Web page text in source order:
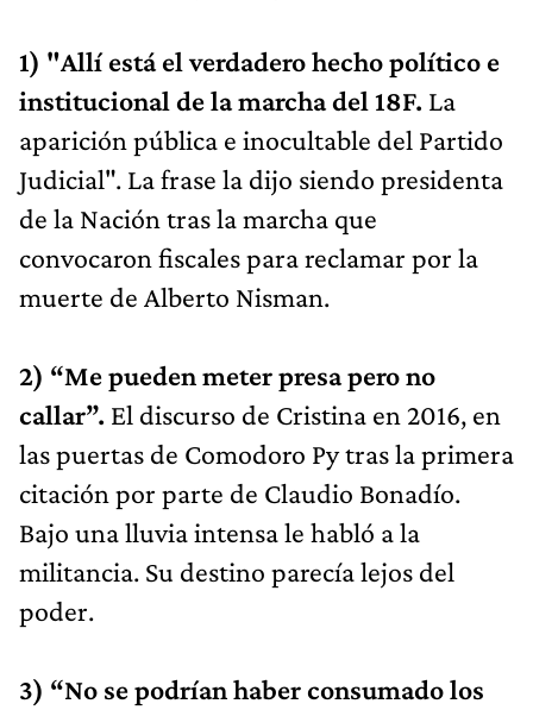
1) "Allí está el verdadero hecho político e
institucional de la marcha del 18F. La
aparición pública e inocultable del Partido
Judicial". La frase la dijo siendo presidenta
de la Nación tras la marcha que
convocaron fiscales para reclamar por la
muerte de Alberto Nisman.
2) “Me pueden meter presa pero no
callar”. El discurso de Cristina en 2016, en
las puertas de Comodoro Py tras la primera
citación por parte de Claudio Bonadío.
Bajo una lluvia intensa le habló a la
militancia. Su destino parecía lejos del
poder.
3) “No se podrían haber consumado los